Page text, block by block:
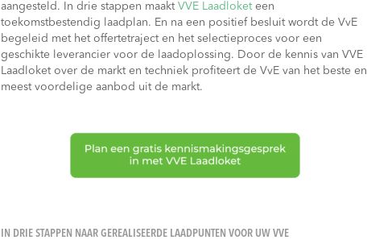
aangesteld. In drie stappen maakt VVE Laadloketeen
toekomstbestendig laadplan. En na een positief besluit wordt de VvE
begeleid met het offertetraject en het selectieproces voor een
geschikte leverancier voor de laadoplossing. Door de kennis van VVE
Laadloket over de markt en techniek profiteert de VvE van het beste en
meest voordelige aanbod uit de markt.
IN DRIE STAPPEN NAAR GEREALISEERDE LAADPUNTEN VOOR UW VVE